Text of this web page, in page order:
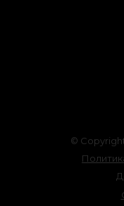
© Copyright